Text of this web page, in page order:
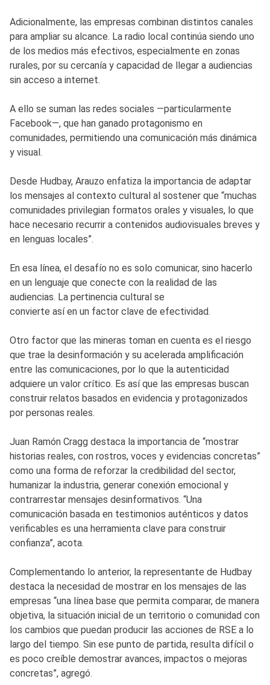
Adicionalmente, las empresas combinan distintos canales
para ampliar su alcance. La radio local continúa siendo uno
de los medios más efectivos, especialmente en zonas
rurales, por su cercanía y capacidad de llegar a audiencias
sin acceso a internet.
A ello se suman las redes sociales —particularmente
Facebook—, que han ganado protagonismo en
comunidades, permitiendo una comunicación más dinámica
y visual.
Desde Hudbay, Arauzo enfatiza la importancia de adaptar
los mensajes al contexto cultural al sostener que “muchas
comunidades privilegian formatos orales y visuales, lo que
hace necesario recurrir a contenidos audiovisuales breves y
en lenguas locales”.
En esa línea, el desafío no es solo comunicar, sino hacerlo
en un lenguaje que conecte con la realidad de las
audiencias. La pertinencia cultural se
convierte así en un factor clave de efectividad.
Otro factor que las mineras toman en cuenta es el riesgo
que trae la desinformación y su acelerada amplificación
entre las comunicaciones, por lo que la autenticidad
adquiere un valor crítico. Es así que las empresas buscan
construir relatos basados en evidencia y protagonizados
por personas reales.
Juan Ramón Cragg destaca la importancia de “mostrar
historias reales, con rostros, voces y evidencias concretas”
como una forma de reforzar la credibilidad del sector,
humanizar la industria, generar conexión emocional y
contrarrestar mensajes desinformativos. “Una
comunicación basada en testimonios auténticos y datos
verificables es una herramienta clave para construir
confianza”, acota.
Complementando lo anterior, la representante de Hudbay
destaca la necesidad de mostrar en los mensajes de las
empresas “una línea base que permita comparar, de manera
objetiva, la situación inicial de un territorio o comunidad con
los cambios que puedan producir las acciones de RSE a lo
largo del tiempo. Sin ese punto de partida, resulta difícil o
es poco creíble demostrar avances, impactos o mejoras
concretas”, agregó.